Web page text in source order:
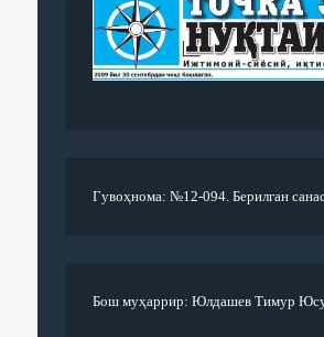
Гувоҳнома: №12-094. Берилган
Бош муҳаррир: Юлдашев Тимур